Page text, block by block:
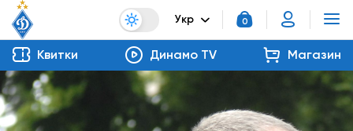
Укр 0
Квитки Динамо TV Магазин